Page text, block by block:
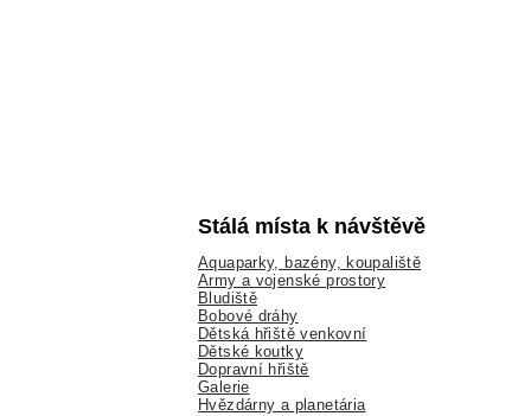
Stálá místa k návštěvě
Aquaparky, bazény, koupaliště
Army a vojenské prostory
Bludiště
Bobové dráhy
Dětská hřiště venkovní
Dětské koutky
Dopravní hřiště
Galerie
Hvězdárny a planetária